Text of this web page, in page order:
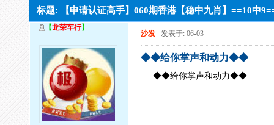
标题: 【申请认证高手】060期香港【稳中九肖】==10中
【龙荣车行】
沙发 发表于: 06-03
◆◆给你掌声和动力◆◆
◆◆给你掌声和动力◆◆